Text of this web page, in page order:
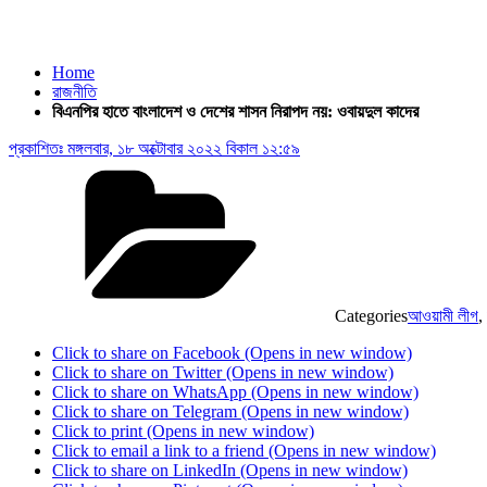
Home
রাজনীতি
বিএনপির হাতে বাংলাদেশ ও দেশের শাসন নিরাপদ নয়: ওবায়দুল কাদের
প্রকাশিতঃ মঙ্গলবার, ১৮ অক্টোবার ২০২২ বিকাল ১২:৫৯
Categoriesআওয়ামী লীগ,
Click to share on Facebook (Opens in new window)
Click to share on Twitter (Opens in new window)
Click to share on WhatsApp (Opens in new window)
Click to share on Telegram (Opens in new window)
Click to print (Opens in new window)
Click to email a link to a friend (Opens in new window)
Click to share on LinkedIn (Opens in new window)